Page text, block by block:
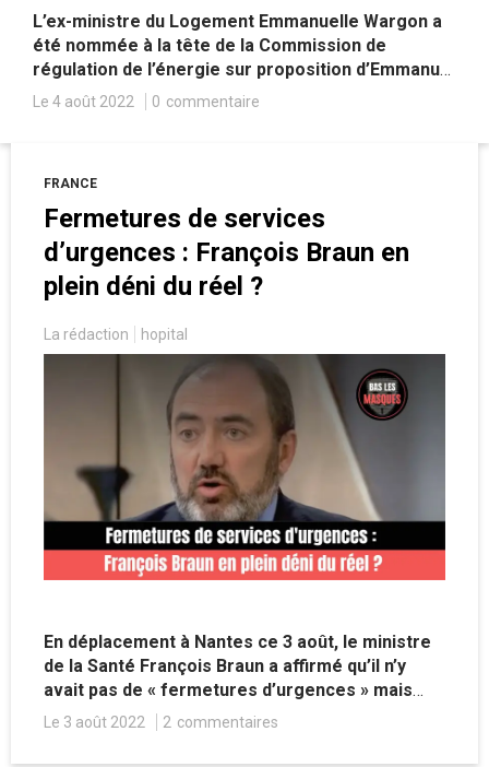
L’ex-ministre du Logement Emmanuelle Wargon a
été nommée à la tête de la Commission de
régulation de l’énergie sur proposition d’Emmanuel
Macron, malgré l’opposition d’une majorité de
parlementaires.
Le 4 août 2022 0 commentaire
FRANCE
Fermetures de services
d’urgences : François Braun en
plein déni du réel ?
La rédaction hopital
En déplacement à Nantes ce 3 août, le ministre
de la Santé François Braun a affirmé qu’il n’y
avait pas de « fermetures d’urgences » mais
des « accès régulés ». Pourtant, la réalité du
terrain semble démentir ses propos.
Le 3 août 2022 2 commentaires